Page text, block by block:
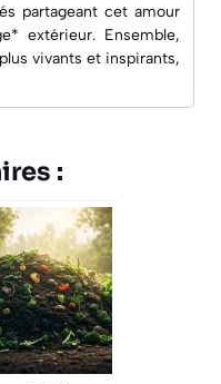
partageant cet amour
extérieur. Ensemble,
vivants et inspirants,
: